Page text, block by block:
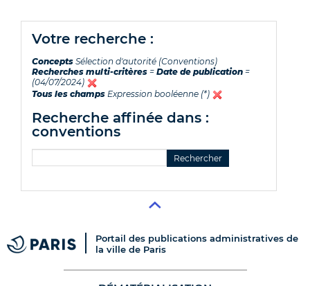
votre recherche :
Concepts Sélection d'autorité (Conventions)
Recherches multi-critères = Date de publication =
(04/07/2024)
Tous les champs Expression booléenne (*)
recherche affinée dans :
conventions
Portail des publications administratives de
la ville de Paris